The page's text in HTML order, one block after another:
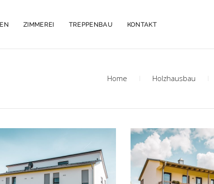
ZIMMEREI TREPPENBAU KONTAKT
Home Holzhausbau